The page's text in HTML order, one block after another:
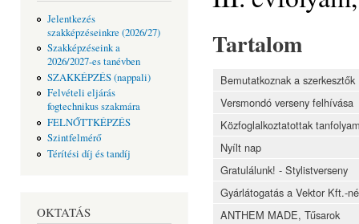
Jelentkezés
szakképzéseinkre (2026/27)
Szakképzéseink a
2026/2027-es tanévben
SZAKKÉPZÉS (nappali)
Felvételi eljárás
fogtechnikus szakmára
FELNŐTTKÉPZÉS
Szintfelmérő
Térítési díj és tandíj
OKTATÁS
Tartalom
Bemutatkoznak a szerkesztők
Versmondó verseny felhívása
Közfoglalkoztatottak
Nyílt nap
Gratulálunk! - Stylistverseny
Gyárlátogatás a Vektor Kft.-
ANTHEM MADE, Tűsarok